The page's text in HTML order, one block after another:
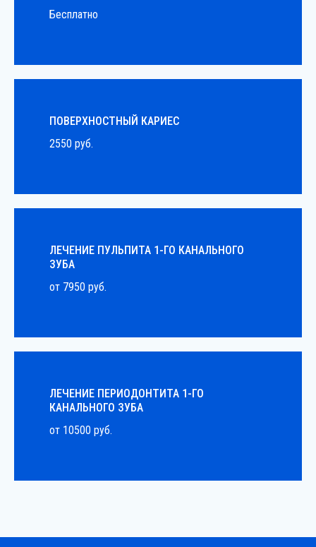
Бесплатно
ПОВЕРХНОСТНЫЙ КАРИЕС
2550 руб.
ЛЕЧЕНИЕ ПУЛЬПИТА 1-ГО КАНАЛЬНОГО
ЗУБА
от 7950 руб.
ЛЕЧЕНИЕ ПЕРИОДОНТИТА 1-ГО
КАНАЛЬНОГО ЗУБА
от 10500 руб.